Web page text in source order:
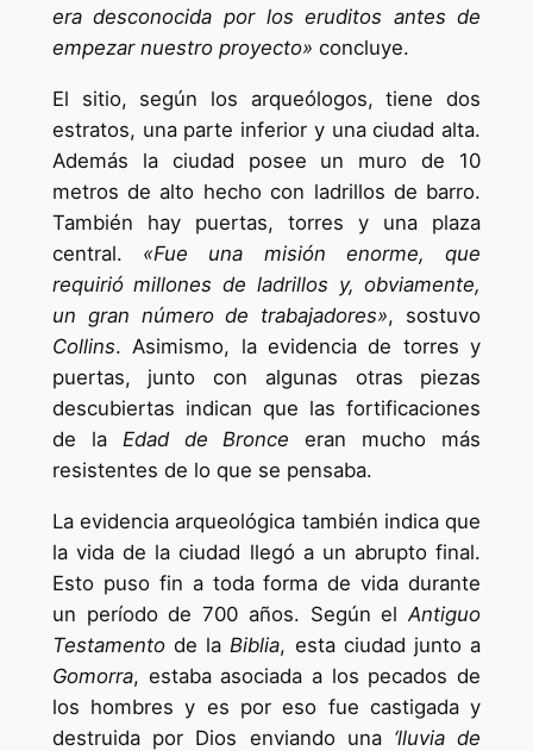
era desconocida por los eruditos antes de
empezar nuestro proyecto» concluye.
El sitio, según los arqueólogos, tiene dos
estratos, una parte inferior y una ciudad alta.
Además la ciudad posee un muro de 10
metros de alto hecho con ladrillos de barro.
También hay puertas, torres y una plaza
central. «Fue una misión enorme, que
requirió millones de ladrillos y, obviamente,
un gran número de trabajadores», sostuvo
Collins. Asimismo, la evidencia de torres y
puertas, junto con algunas otras piezas
descubiertas indican que las fortificaciones
de la Edad de Bronce eran mucho más
resistentes de lo que se pensaba.
La evidencia arqueológica también indica que
la vida de la ciudad llegó a un abrupto final.
Esto puso fin a toda forma de vida durante
un período de 700 años. Según elAntiguo
Testamentode la Biblia, esta ciudad junto a
Gomorra, estaba asociada a los pecados de
los hombres y es por eso fue castigada y
destruida por Dios enviando una‘lluvia de